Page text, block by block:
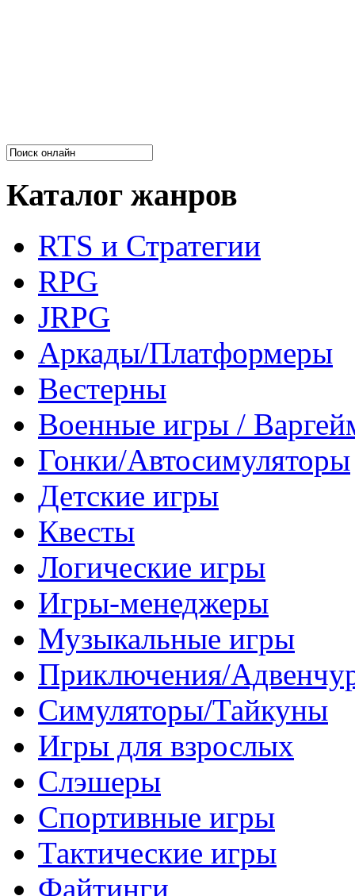
Каталог жанров
RTS и Стратегии
RPG
JRPG
Аркады/Платформеры
Вестерны
Военные игры /
Гонки/Автосимуляторы
Детские игры
Квесты
Логические игры
Игры-менеджеры
Музыкальные игры
Приключения/
Симуляторы/Тайкуны
Игры для взрослых
Слэшеры
Спортивные игры
Тактические игры
Файтинги